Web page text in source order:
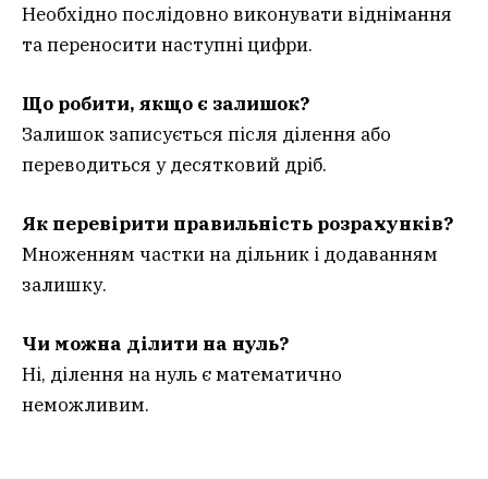
Необхідно послідовно виконувати віднімання
та переносити наступні цифри.
Що робити, якщо є залишок?
Залишок записується після ділення або
переводиться у десятковий дріб.
Як перевірити правильність розрахунків?
Множенням частки на дільник і додаванням
залишку.
Чи можна ділити на нуль?
Ні, ділення на нуль є математично
неможливим.